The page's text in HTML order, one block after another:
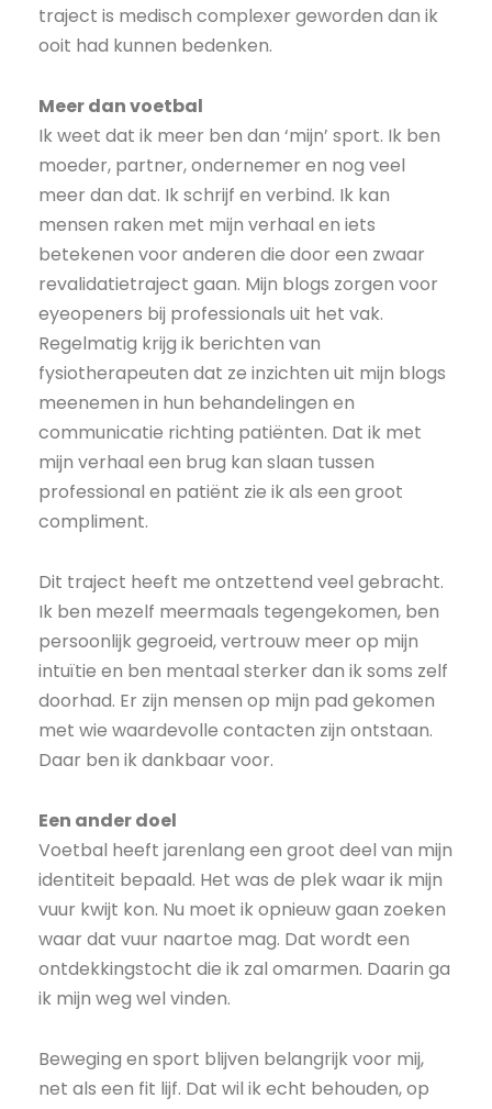
traject is medisch complexer geworden dan ik
ooit had kunnen bedenken.
Meer dan voetbal
Ik weet dat ik meer ben dan ‘mijn’ sport. Ik ben
moeder, partner, ondernemer en nog veel
meer dan dat. Ik schrijf en verbind. Ik kan
mensen raken met mijn verhaal en iets
betekenen voor anderen die door een zwaar
revalidatietraject gaan. Mijn blogs zorgen voor
eyeopeners bij professionals uit het vak.
Regelmatig krijg ik berichten van
fysiotherapeuten dat ze inzichten uit mijn blogs
meenemen in hun behandelingen en
communicatie richting patiënten. Dat ik met
mijn verhaal een brug kan slaan tussen
professional en patiënt zie ik als een groot
compliment.
Dit traject heeft me ontzettend veel gebracht.
Ik ben mezelf meermaals tegengekomen, ben
persoonlijk gegroeid, vertrouw meer op mijn
intuïtie en ben mentaal sterker dan ik soms zelf
doorhad. Er zijn mensen op mijn pad gekomen
met wie waardevolle contacten zijn ontstaan.
Daar ben ik dankbaar voor.
Een ander doel
Voetbal heeft jarenlang een groot deel van mijn
identiteit bepaald. Het was de plek waar ik mijn
vuur kwijt kon. Nu moet ik opnieuw gaan zoeken
waar dat vuur naartoe mag. Dat wordt een
ontdekkingstocht die ik zal omarmen. Daarin ga
ik mijn weg wel vinden.
Beweging en sport blijven belangrijk voor mij,
net als een fit lijf. Dat wil ik echt behouden, op